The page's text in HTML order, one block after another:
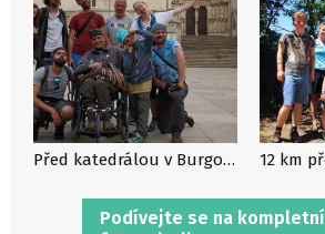
Podívejte se na kompletní
Před katedrálou v Burgos, Španělsko, foto: archiv projektu Camino na kolečkách